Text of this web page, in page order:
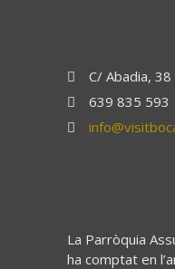
C/ Abadia, 38
639 835 593
La Parròquia
ha comptat en